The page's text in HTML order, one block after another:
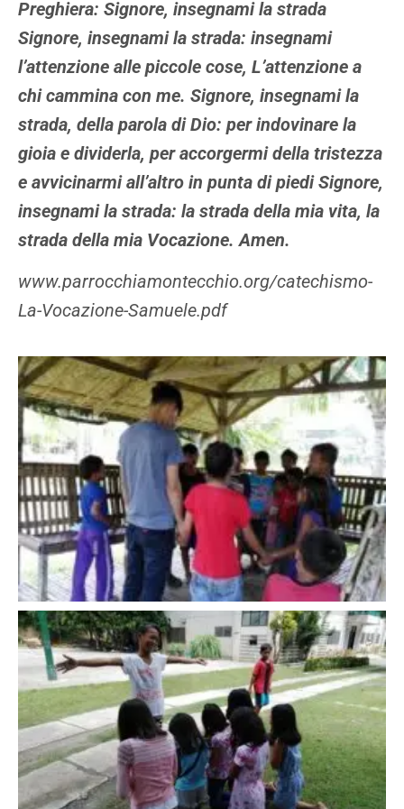
Preghiera: Signore, insegnami la strada
Signore, insegnami la strada: insegnami
l’attenzione alle piccole cose, L’attenzione a
chi cammina con me. Signore, insegnami la
strada, della parola di Dio: per indovinare la
gioia e dividerla, per accorgermi della tristezza
e avvicinarmi all’altro in punta di piedi Signore,
insegnami la strada: la strada della mia vita, la
strada della mia Vocazione. Amen.
www.parrocchiamontecchio.org/catechismo-
La-Vocazione-Samuele.pdf